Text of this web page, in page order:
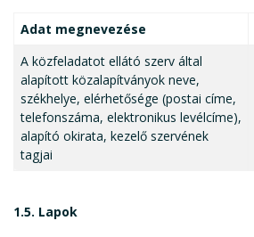
Adat megnevezése
A közfeladatot ellátó szerv által
alapított közalapítványok neve,
székhelye, elérhetősége (postai címe,
telefonszáma, elektronikus levélcíme),
alapító okirata, kezelő szervének
tagjai
1.5. Lapok